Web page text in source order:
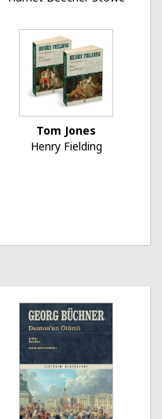
Tom Jones
Henry Fielding